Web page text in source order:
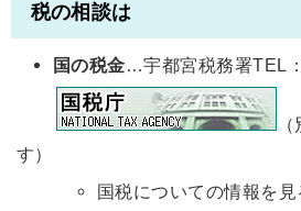
税の相談は
国の税金…宇都宮税務署TEL
（
す）
国税についての情報を見